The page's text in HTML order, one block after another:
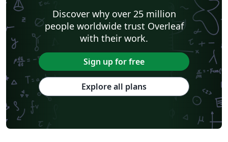
Discover why over 25 million
people worldwide trust Overleaf
with their work.
Sign up for free
Explore all plans